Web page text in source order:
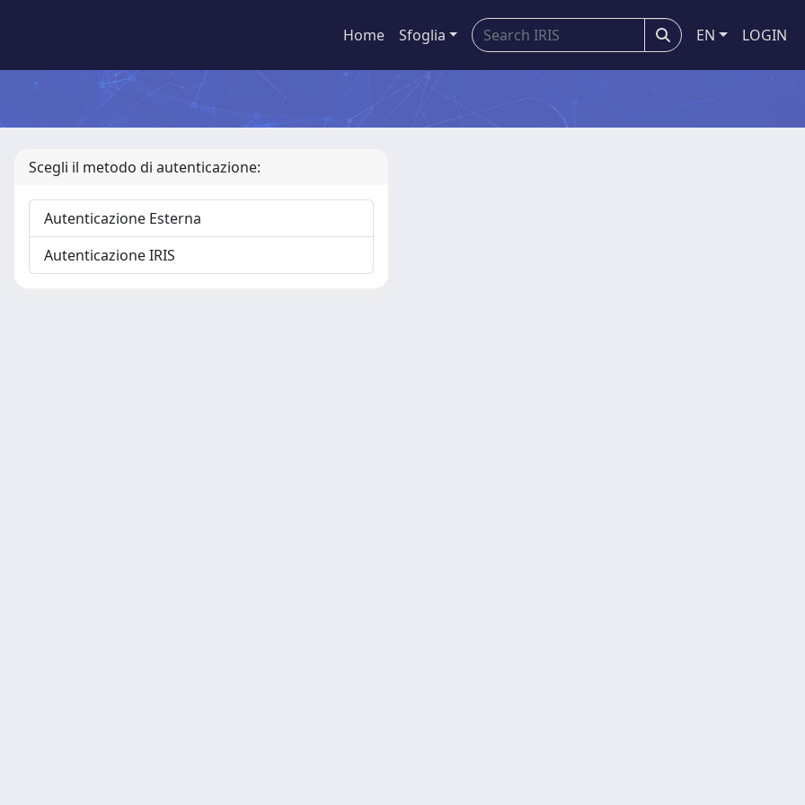
Home Sfoglia EN LOGIN
Scegli il metodo di autenticazione:
Autenticazione Esterna
Autenticazione IRIS